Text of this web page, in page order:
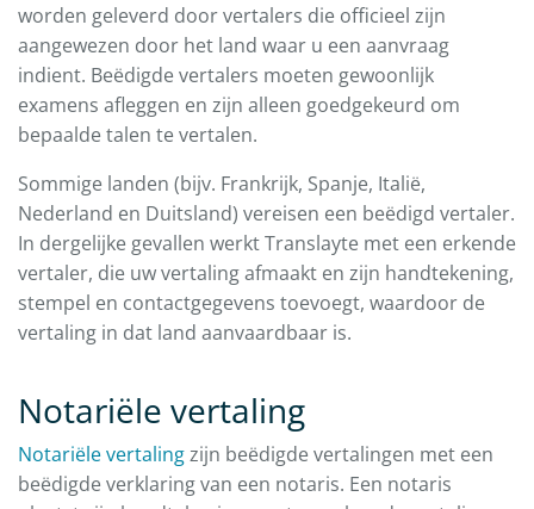
worden geleverd door vertalers die officieel zijn
aangewezen door het land waar u een aanvraag
indient. Beëdigde vertalers moeten gewoonlijk
examens afleggen en zijn alleen goedgekeurd om
bepaalde talen te vertalen.
Sommige landen (bijv. Frankrijk, Spanje, Italië,
Nederland en Duitsland) vereisen een beëdigd vertaler.
In dergelijke gevallen werkt Translayte met een erkende
vertaler, die uw vertaling afmaakt en zijn handtekening,
stempel en contactgegevens toevoegt, waardoor de
vertaling in dat land aanvaardbaar is.
Notariële vertaling
Notariële vertalingzijn beëdigde vertalingen met een
beëdigde verklaring van een notaris. Een notaris